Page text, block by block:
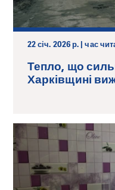
22 січ. 2026 р. | час
Тепло, що
Харківщині